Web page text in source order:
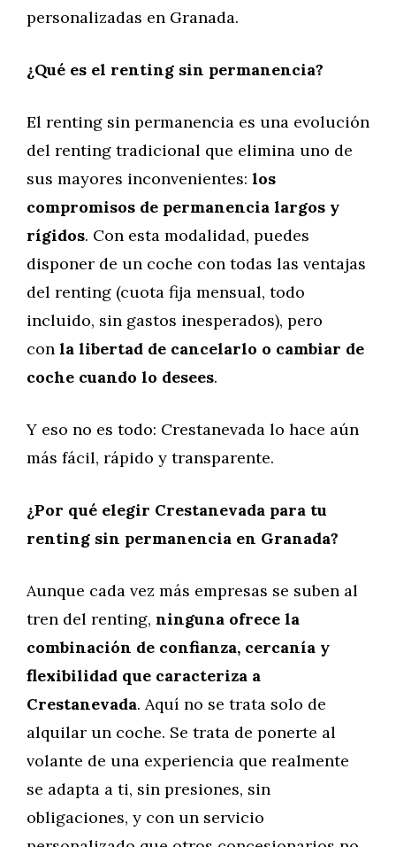
personalizadas en Granada.
¿Qué es el renting sin permanencia?
El renting sin permanencia es una evolución
del renting tradicional que elimina uno de
sus mayores inconvenientes: los
compromisos de permanencia largos y
rígidos. Con esta modalidad, puedes
disponer de un coche con todas las ventajas
del renting (cuota fija mensual, todo
incluido, sin gastos inesperados), pero
con la libertad de cancelarlo o cambiar de
coche cuando lo desees.
Y eso no es todo: Crestanevada lo hace aún
más fácil, rápido y transparente.
¿Por qué elegir Crestanevada para tu
renting sin permanencia en Granada?
Aunque cada vez más empresas se suben al
tren del renting, ninguna ofrece la
combinación de confianza, cercanía y
flexibilidad que caracteriza a
Crestanevada. Aquí no se trata solo de
alquilar un coche. Se trata de ponerte al
volante de una experiencia que realmente
se adapta a ti, sin presiones, sin
obligaciones, y con un servicio